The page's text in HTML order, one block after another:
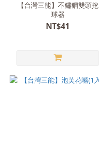
【台灣三能】不鏽鋼雙頭挖
球器
NT$41